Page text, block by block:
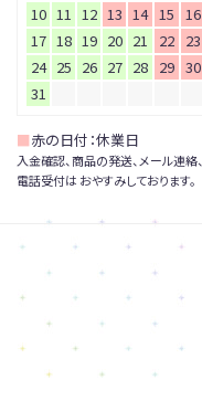
10 11 12 13 14 15
16
17 18 19 20 21 22 23
24 25 26 27 28 29 30
31
■赤の日付：休業日
入金確認、商品の発送、メール連絡、
電話受付は おやすみしております。